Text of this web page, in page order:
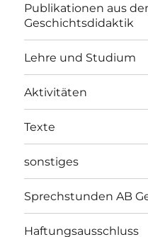
Publikationen aus
Geschichtsdidaktik
Lehre und Studium
Aktivitäten
Texte
sonstiges
Sprechstunden AB
Haftungsausschluss